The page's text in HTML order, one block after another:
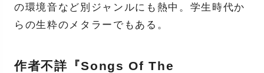
の環境音など別ジャンルにも熱中。学生時代か
らの生粋のメタラーでもある。
作者不詳『Songs Of The